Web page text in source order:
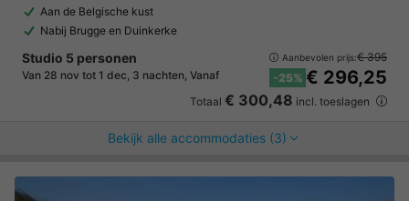
Aan de Belgische kust
Nabij Brugge en Duinkerke
Studio 5 personen
Van 28 nov tot 1 dec, 3 nachten, Vanaf
Aanbevolen prijs:€ 395
-25% € 296,25
Totaal € 300,48 incl. toeslagen
Bekijk alle accommodaties (3)